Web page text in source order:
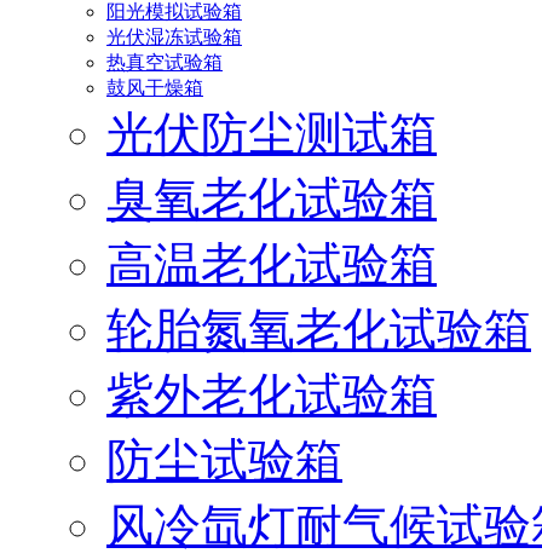
阳光模拟试验箱
光伏湿冻试验箱
热真空试验箱
鼓风干燥箱
光伏防尘测试箱
臭氧老化试验箱
高温老化试验箱
轮胎氮氧老化试验箱
紫外老化试验箱
防尘试验箱
风冷氙灯耐气候试